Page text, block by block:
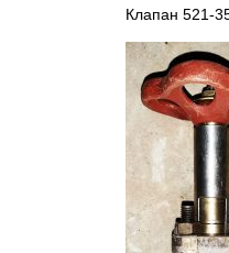
Клапан 521-